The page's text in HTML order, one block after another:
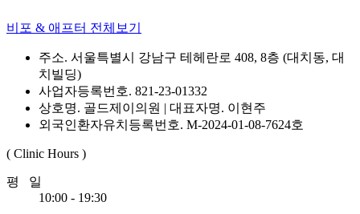
비포 & 애프터 전체보기
주소. 서울특별시 강남구 테헤란로 408, 8층 (대치동, 대
치빌딩)
사업자등록번호. 821-23-01332
상호명. 골드제이의원 | 대표자명. 이현주
외국인환자유치등록번호. M-2024-01-08-7624호
( Clinic Hours )
평 일
10:00 - 19:30